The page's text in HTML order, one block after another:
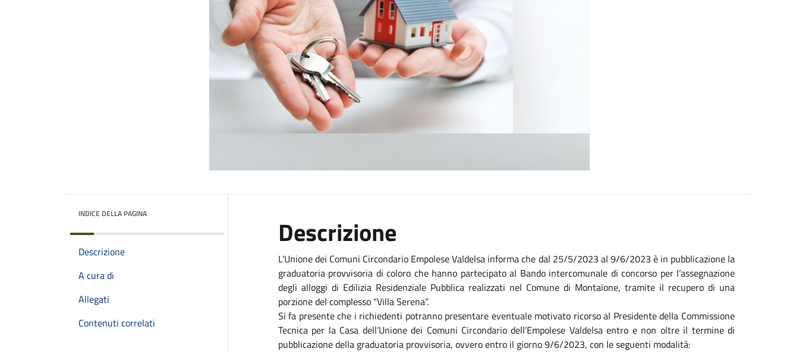
INDICE DELLA PAGINA
Descrizione
A cura di
Allegati
Contenuti correlati
Descrizione
L'Unione dei Comuni Circondario Empolese Valdelsa informa che dal 25/5/2023 al 9/6/2023 è in pubblicazione la
graduatoria provvisoria di coloro che hanno partecipato al Bando intercomunale di concorso per l’assegnazione
degli alloggi di Edilizia Residenziale Pubblica realizzati nel Comune di Montaione, tramite il recupero di una
porzione del complesso “Villa Serena”.
Si fa presente che i richiedenti potranno presentare eventuale motivato ricorso al Presidente della Commissione
Tecnica per la Casa dell’Unione dei Comuni Circondario dell’Empolese Valdelsa entro e non oltre il termine di
pubblicazione della graduatoria provvisoria, ovvero entro il giorno 9/6/2023, con le seguenti modalità: